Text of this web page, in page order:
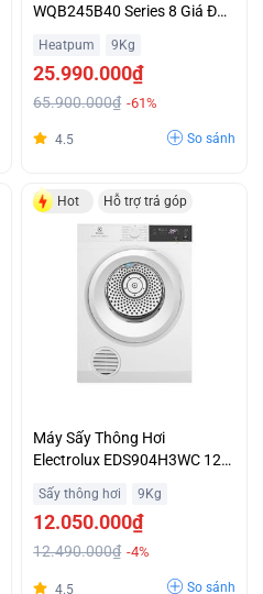
WQB245B40 Series 8 Giá Đại
Heatpum 9Kg
25.990.000₫
65.900.000₫ -61%
4.5 So sánh
Hot Hỗ trợ trả góp
Máy Sấy Thông Hơi
Electrolux EDS904H3WC 12
Chương Trình Sấy Giá Ưu Đãi
Sấy thông hơi 9Kg
12.050.000₫
12.490.000₫ -4%
4.5 So sánh